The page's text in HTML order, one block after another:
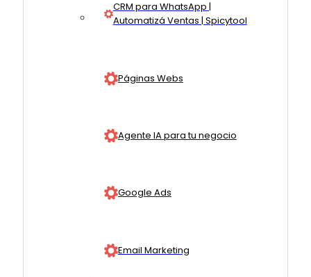
CRM para WhatsApp |
Automatizá Ventas | Spicytool
Páginas Webs
Agente IA para tu negocio
Google Ads
Email Marketing